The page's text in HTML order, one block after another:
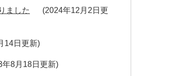
ました
2024年12月2日更
14日更新
年8月18日更新